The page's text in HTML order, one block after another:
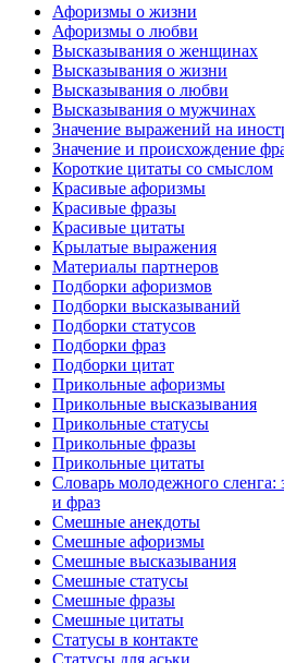
Афоризмы о жизни
Афоризмы о любви
Высказывания о женщинах
Высказывания о жизни
Высказывания о любви
Высказывания о мужчинах
Значение выражений на
Значение и происхождение
Короткие цитаты со смыслом
Красивые афоризмы
Красивые фразы
Красивые цитаты
Крылатые выражения
Материалы партнеров
Подборки афоризмов
Подборки высказываний
Подборки статусов
Подборки фраз
Подборки цитат
Прикольные афоризмы
Прикольные высказывания
Прикольные статусы
Прикольные фразы
Прикольные цитаты
Словарь молодежного сленга:
и фраз
Смешные анекдоты
Смешные афоризмы
Смешные высказывания
Смешные статусы
Смешные фразы
Смешные цитаты
Статусы в контакте
Статусы для аськи